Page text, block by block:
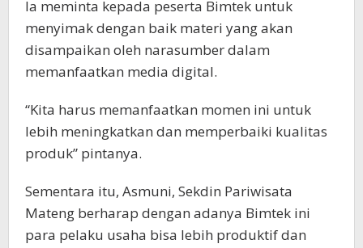
Ia meminta kepada peserta Bimtek untuk
menyimak dengan baik materi yang akan
disampaikan oleh narasumber dalam
memanfaatkan media digital.
“Kita harus memanfaatkan momen ini untuk
lebih meningkatkan dan memperbaiki kualitas
produk” pintanya.
Sementara itu, Asmuni, Sekdin Pariwisata
Mateng berharap dengan adanya Bimtek ini
para pelaku usaha bisa lebih produktif dan